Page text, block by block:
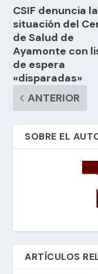
CSIF denuncia la
situación del
de Salud de
Ayamonte con
de espera
«disparadas»
ANTERIOR
SOBRE EL
ARTÍCULOS